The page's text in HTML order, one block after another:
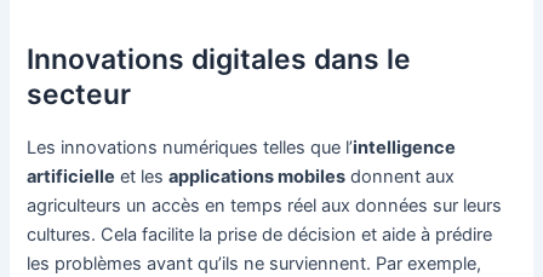
Innovations digitales dans le
secteur
Les innovations numériques telles que l’intelligence
artificielle et lesapplications mobiles donnent aux
agriculteurs un accès en temps réel aux données sur leurs
cultures. Cela facilite la prise de décision et aide à prédire
les problèmes avant qu’ils ne surviennent. Par exemple,